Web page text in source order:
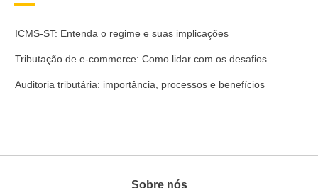
ICMS-ST: Entenda o regime e suas implicações
Tributação de e-commerce: Como lidar com os desafios
Auditoria tributária: importância, processos e benefícios
Sobre nós